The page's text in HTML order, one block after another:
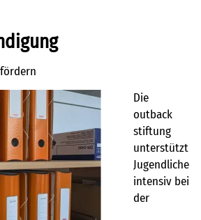
Die
outback
stiftung
unterstützt
Jugendliche
intensiv bei
der